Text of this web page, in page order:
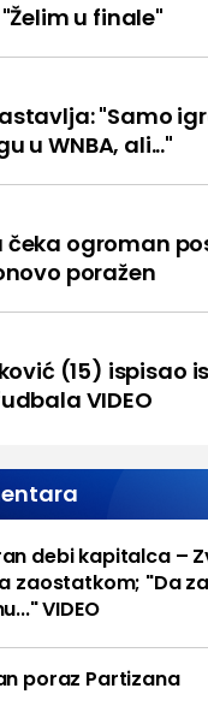
u finale"
"Samo
u WNBA, ali..."
ogroman
poražen
(15) ispisao
VIDEO
debi kapitalca –
zaostatkom; "Da
VIDEO
poraz Partizana